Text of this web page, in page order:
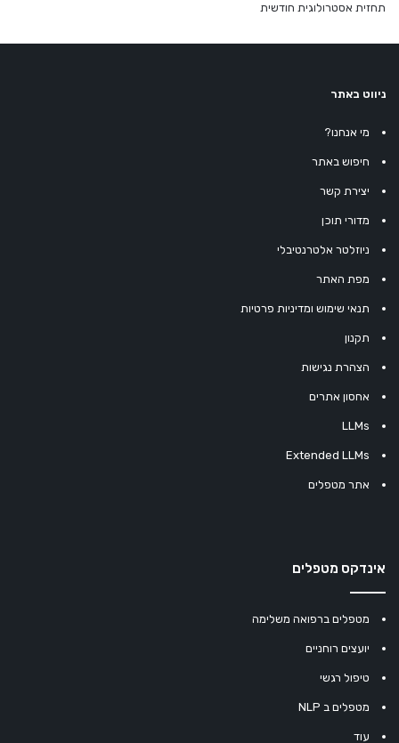
תחזית אסטרולוגית חודשית
ניווט באתר
מי אנחנו?
חיפוש באתר
יצירת קשר
מדורי תוכן
ניוזלטר אלטרנטיבלי
מפת האתר
תנאי שימוש ומדיניות פרטיות
תקנון
הצהרת נגישות
אחסון אתרים
LLMs
Extended LLMs
אתר מטפלים
אינדקס מטפלים
מטפלים ברפואה משלימה
יועצים רוחניים
טיפול רגשי
מטפלים ב NLP
עוד